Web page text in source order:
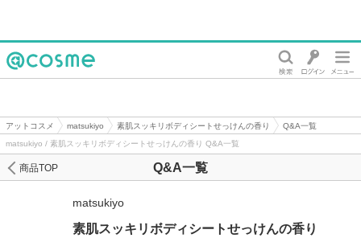
アットコスメ matsukiyo 素肌スッキリボディシートせっけんの香り
Q&A一覧
matsukiyo / 素肌スッキリボディシートせっけんの香り Q&A一覧
Q&A一覧
商品TOP
matsukiyo
素肌スッキリボディシートせっけんの香り